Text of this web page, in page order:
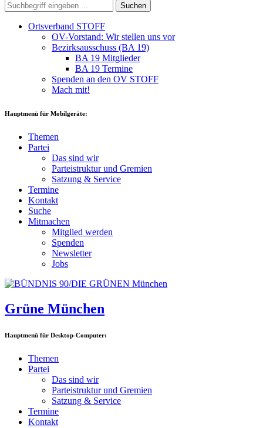
Suchen
Ortsverband STOFF
OV-Vorstand: Wir stellen uns vor
Bezirksausschuss (BA 19)
BA 19 Mitglieder
BA 19 Termine
Spenden an den OV STOFF
Mach mit!
Hauptmenü für Mobilgeräte:
Themen
Partei
Das sind wir
Parteistruktur und Gremien
Satzung & Service
Termine
Kontakt
Suche
Mitmachen
Mitglied werden
Spenden
Newsletter
Jobs
Grüne München
Hauptmenü für Desktop-Computer:
Themen
Partei
Das sind wir
Parteistruktur und Gremien
Satzung & Service
Termine
Kontakt